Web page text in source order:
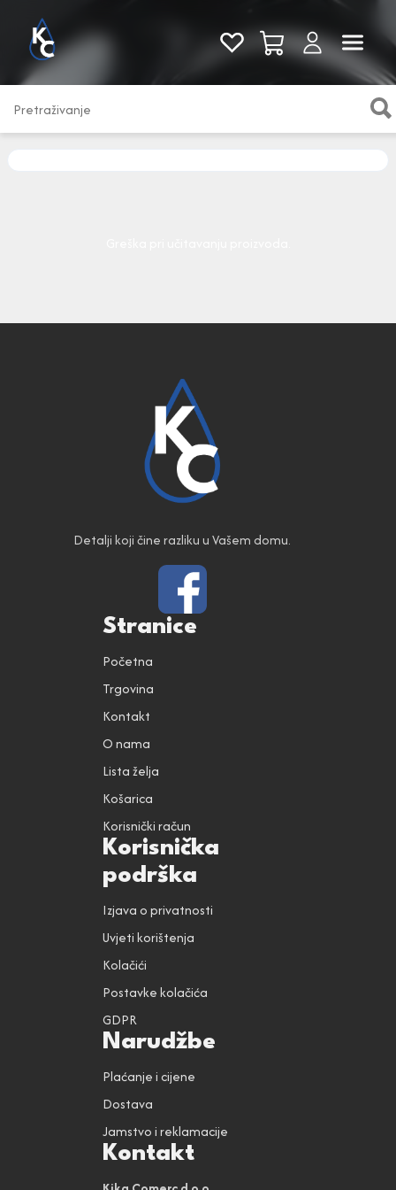
Pogledaj sve
Detalji koji čine razliku u Vašem domu.
Stranice
Početna
Trgovina
Kontakt
O nama
Lista želja
Košarica
Korisnički račun
Korisnička
podrška
Izjava o privatnosti
Uvjeti korištenja
Kolačići
Postavke kolačića
GDPR
Narudžbe
Plaćanje i cijene
Dostava
Jamstvo i reklamacije
Kontakt